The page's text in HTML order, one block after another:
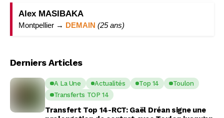
Alex MASIBAKA
Montpellier → DEMAIN (25 ans)
Derniers Articles
A La Une Actualités Top 14
Toulon
Transferts TOP 14
Transfert Top 14-RCT: Gaël Dréan signe une